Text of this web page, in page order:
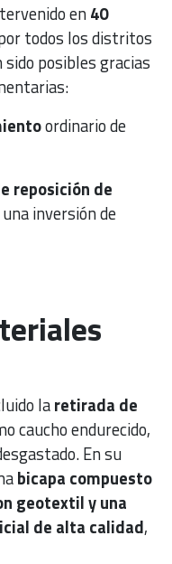
en40
todos los distritos
sido posibles gracias
ordinario de
reposición de
inversión de
laretirada de
caucho endurecido,
En su
bicapa compuesto
geotextil y una
de alta calidad,